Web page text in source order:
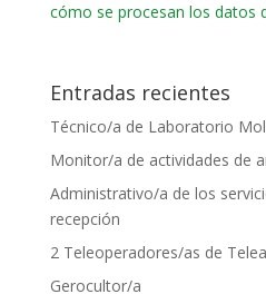
cómo se procesan los datos
Entradas recientes
Técnico/a de Laboratorio
Monitor/a de actividades de
Administrativo/a de los
recepción
2 Teleoperadores/as de
Gerocultor/a